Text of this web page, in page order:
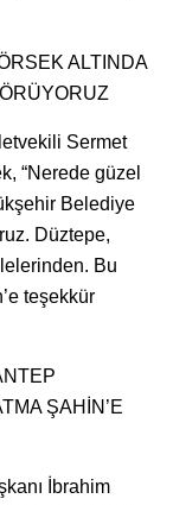
ALTINDA
Sermet
“Nerede güzel
Belediye
Düztepe,
Bu
teşekkür
ŞAHİN’E
İbrahim